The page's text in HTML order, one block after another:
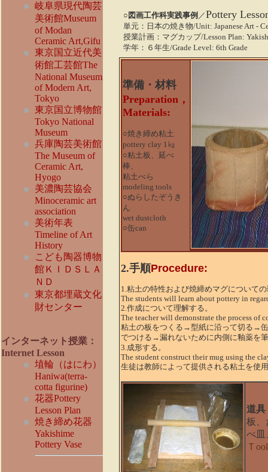
岐阜県現代陶芸
美術館Museum
of Modan
Ceramic Art,Gifu
東京国立近代美
術館工芸館The
National Museum
of Modern Art,
Tokyo
東京国立博物館
Tokyo National
Museum
兵庫陶芸美術館
The Museum of
Ceramic Art,
Hyogo
美濃陶芸協会
Minoceramic art
association
美術年表
Timeline of Art
History
こども陶器博物
館ＫＩＤＳＬＡ
ＮＤ
東京都埋蔵文化
財センター
インターネット授業：
Internet Lesson
埴輪（はにわ）
Haniwa(terra-
cotta figurine)
花器Pottery
Lesson Plan
焼き締め花器
Yakishime
Pottery Vase
○図画工作科実践事例 ／Pottery
単元：日本の焼き物/Unit: Japanese Art -
授業計画：マグカップ/Lesson Plan:
学年：６年生/Grade Level: 6th Grade
準備・材料
Preparation，
Materials:
○焼き締め粘土
pottery clay 1㎏
○粘土板、延べ
棒、
粘土べら
modeling tools
○ぬらしたぞうき
ん
wet dustcloth
○缶can
2.手順Procedure:
1.粘土の特性および焼締めマグについて
The students will learn about pottery in
2.作成について理解する。
The teacher will demonstrate the process of
粘土の板をつくる→型紙に沿って切る→
でつける→漏れないために内側に釉薬を
3.成形する。
The student construct their mug using the
生徒は教師によって提供される粘土を使
道具
板、
べ皿
Ｔ